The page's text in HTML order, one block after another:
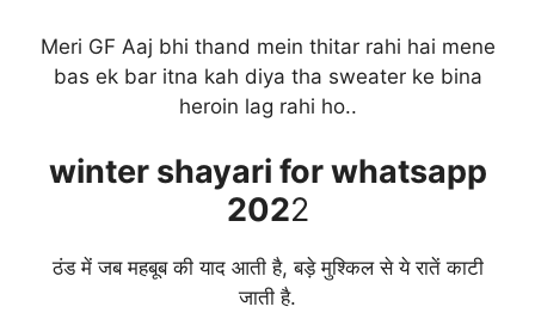
Meri GF Aaj bhi thand mein thitar rahi hai mene
bas ek bar itna kah diya tha sweater ke bina
heroin lag rahi ho..
wintershayari for whatsapp
2022
ठंड में जब महबूब की याद आती है, बड़े मुश्किल से ये रातें काटी
जाती है.